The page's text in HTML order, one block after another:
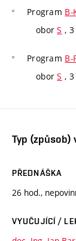
Program B-
oborS ,
Program B-
oborS ,
Typ (způsob)
PŘEDNÁŠKA
26 hod.,
VYUČUJÍCÍ /